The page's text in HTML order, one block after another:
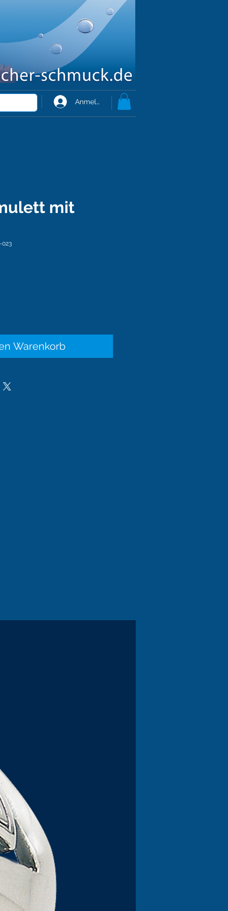
Anmelden
mit
023
Warenkorb